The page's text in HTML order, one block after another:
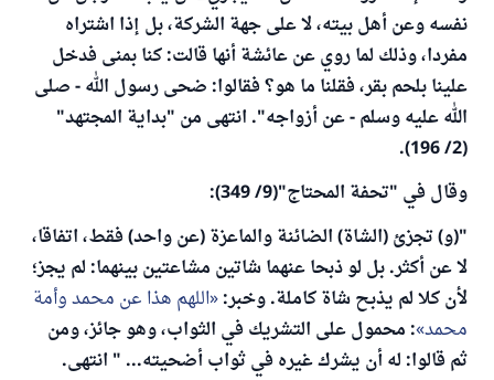
نفسه وعن أهل بيته، لا على جهة الشركة، بل إذا اشتراه
مفردا، وذلك لما روي عن عائشة أنها قالت: كنا بمنى فدخل
علينا بلحم بقر، فقلنا ما هو؟ فقالوا: ضحى رسول الله - صلى
الله عليه وسلم - عن أزواجه". انتهى من "بداية المجتهد"
(2/ 196).
وقال في "تحفة المحتاج"(9/ 349):
"(و) تجزئ (الشاة) الضائنة والماعزة (عن واحد) فقط، اتفاقا،
لا عن أكثر. بل لو ذبحا عنهما شاتين مشاعتين بينهما: لم يجز؛
لأن كلا لم يذبح شاة كاملة. وخبر: اللهم هذا عن محمد وأمة
محمد : محمول على التشريك في الثواب، وهو جائز، ومن
ثم قالوا: له أن يشرك غيره في ثواب أضحيته... " انتهى.